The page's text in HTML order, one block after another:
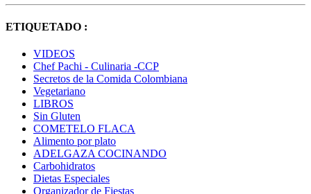
ETIQUETADO :
VIDEOS
Chef Pachi - Culinaria -CCP
Secretos de la Comida Colombiana
Vegetariano
LIBROS
Sin Gluten
COMETELO FLACA
Alimento por plato
ADELGAZA COCINANDO
Carbohidratos
Dietas Especiales
Organizador de Fiestas